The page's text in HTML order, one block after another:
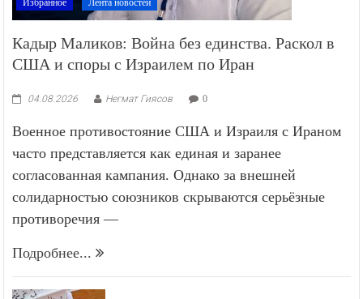
Кадыр Маликов: Война без единства. Раскол в
США и споры с Израилем по Иран
04.08.2026 Негмат Гиясов 0
Военное противостояние США и Израиля с Ираном
часто представляется как единая и заранее
согласованная кампания. Однако за внешней
солидарностью союзников скрываются серьёзные
противоречия —
Подробнее...